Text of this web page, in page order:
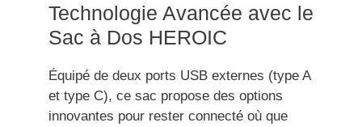
Technologie Avancée avec le
Sac à Dos HEROIC
Équipé de deux ports USB externes (type A
et type C), ce sac propose des options
innovantes pour rester connecté où que